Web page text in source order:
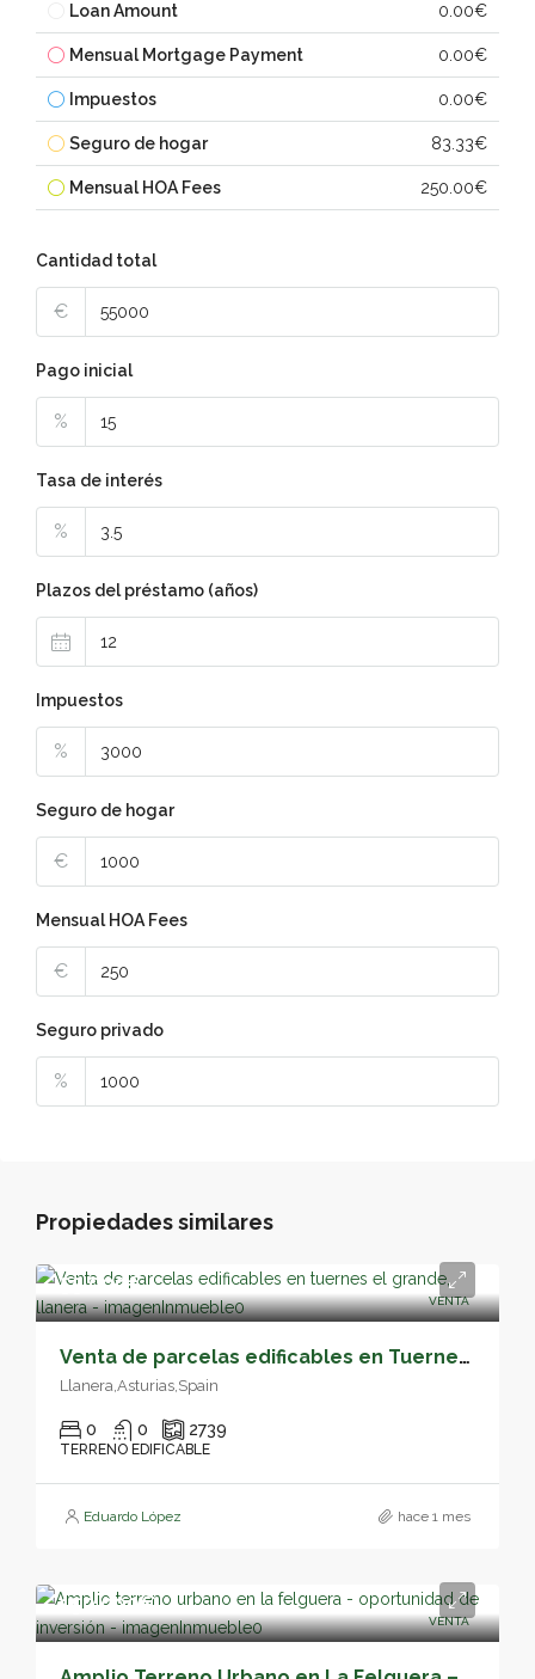
Loan Amount 0.00€
Mensual Mortgage Payment 0.00€
Impuestos 0.00€
Seguro de hogar 83.33€
Mensual HOA Fees 250.00€
Cantidad total
€
Pago inicial
%
Tasa de interés
%
Plazos del préstamo (años)
Impuestos
%
Seguro de hogar
€
Mensual HOA Fees
€
Seguro privado
%
Propiedades similares
VENTA
55,000€
Venta de parcelas edificables en Tuernes el Grande, Llanera – 05163
Llanera,Asturias,Spain
0 0 2739
TERRENO EDIFICABLE
Eduardo López hace 1 mes
VENTA
150,000€